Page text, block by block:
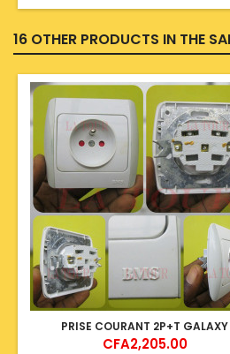
16 OTHER PRODUCTS IN THE
PRISE COURANT 2P+T GALAXY
Price
CFA2,205.00